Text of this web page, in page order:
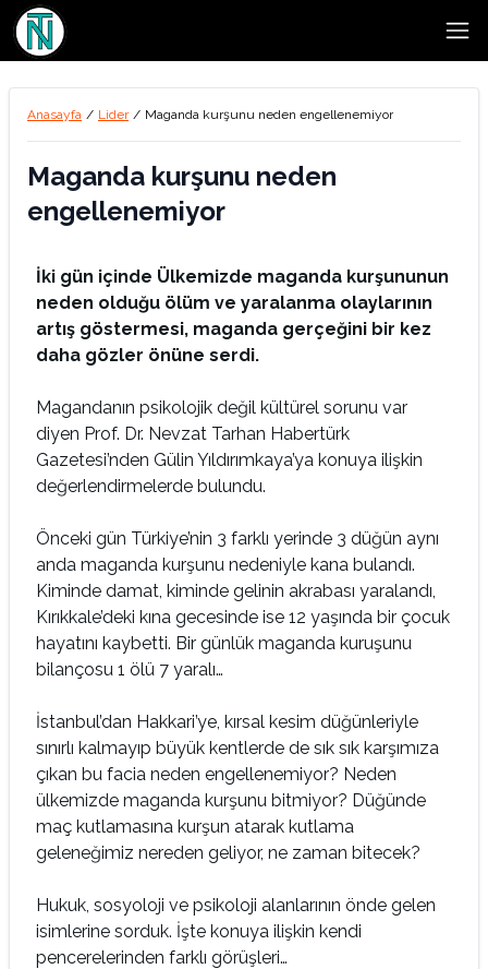
Anasayfa / Lider / Maganda kurşunu neden engellenemiyor
Maganda kurşunu neden
engellenemiyor
İki gün içinde Ülkemizde maganda kurşununun
neden olduğu ölüm ve yaralanma olaylarının
artış göstermesi, maganda gerçeğini bir kez
daha gözler önüne serdi.
Magandanın psikolojik değil kültürel sorunu var
diyen Prof. Dr. Nevzat Tarhan Habertürk
Gazetesi’nden Gülin Yıldırımkaya’ya konuya ilişkin
değerlendirmelerde bulundu.
Önceki gün Türkiye’nin 3 farklı yerinde 3 düğün aynı
anda maganda kurşunu nedeniyle kana bulandı.
Kiminde damat, kiminde gelinin akrabası yaralandı,
Kırıkkale’deki kına gecesinde ise 12 yaşında bir çocuk
hayatını kaybetti. Bir günlük maganda kuruşunu
bilançosu 1 ölü 7 yaralı…
İstanbul’dan Hakkari’ye, kırsal kesim düğünleriyle
sınırlı kalmayıp büyük kentlerde de sık sık karşımıza
çıkan bu facia neden engellenemiyor? Neden
ülkemizde maganda kurşunu bitmiyor? Düğünde
maç kutlamasına kurşun atarak kutlama
geleneğimiz nereden geliyor, ne zaman bitecek?
Hukuk, sosyoloji ve psikoloji alanlarının önde gelen
isimlerine sorduk. İşte konuya ilişkin kendi
pencerelerinden farklı görüşleri…